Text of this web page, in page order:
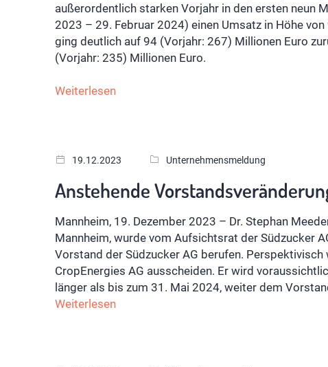
außerordentlich starken Vorjahr in den ersten neun
2023 – 29. Februar 2024) einen Umsatz in Höhe
ging deutlich auf 94 (Vorjahr: 267) Millionen Euro
(Vorjahr: 235) Millionen Euro.
Weiterlesen
19.12.2023 Unternehmensmeldung
Anstehende
Mannheim, 19. Dezember 2023 – Dr. Stephan
Mannheim, wurde vom Aufsichtsrat der Südzucker
Vorstand der Südzucker AG berufen. Perspektivisch
CropEnergies AG ausscheiden. Er wird
länger als bis zum 31. Mai 2024, weiter dem
Weiterlesen